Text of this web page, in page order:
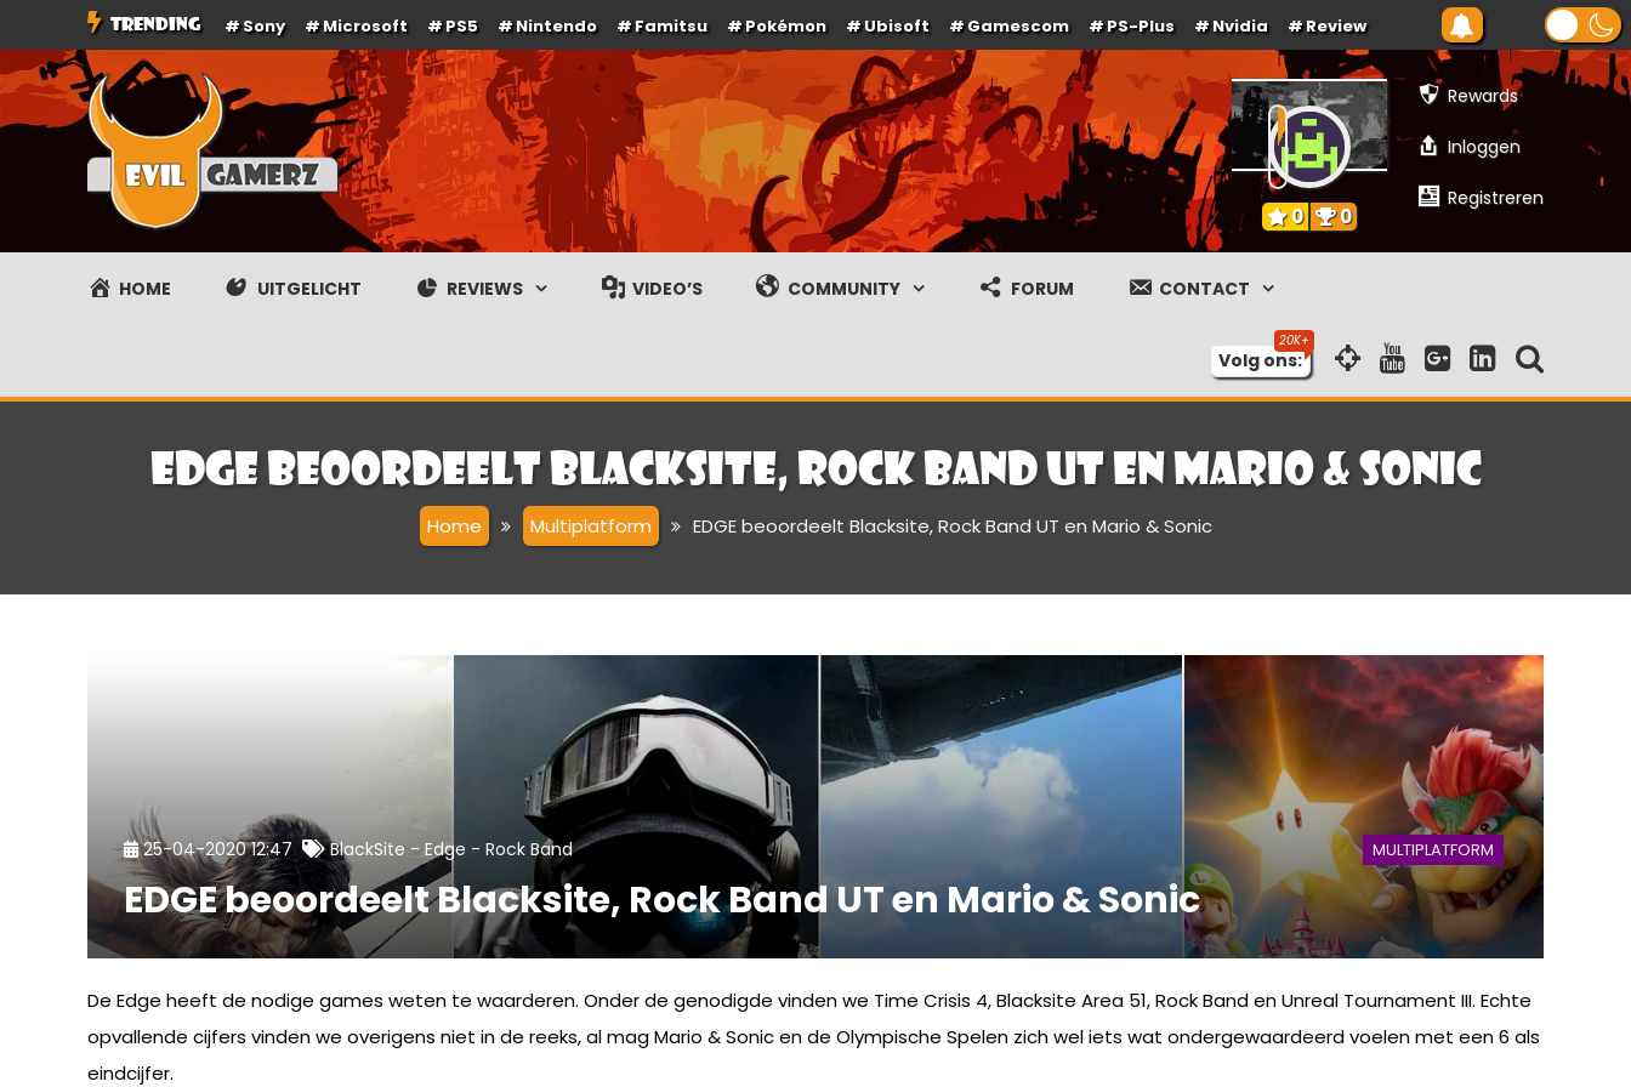
naar
de
TRENDING Sony Microsoft PS5 Nintendo Famitsu Pokémon Ubisoft Gamescom PS-Plus Nvidia Review
Evilgamerz
Het meest interessante game nieuws, reviews, coverage en gameplay streams
Rewards
Inloggen
Registreren
0 0
HOME UITGELICHT REVIEWS VIDEO’S COMMUNITY FORUM CONTACT
Volg ons:
EDGE beoordeelt Blacksite, Rock Band UT en Mario & Sonic
Home Multiplatform EDGE beoordeelt Blacksite, Rock Band UT en Mario & Sonic
MULTIPLATFORM
25-04-2020 12:47 BlackSite - Edge - Rock Band
EDGE beoordeelt Blacksite, Rock Band UT en Mario & Sonic
De Edge heeft de nodige games weten te waarderen. Onder de genodigde vinden we Time Crisis 4, Blacksite Area 51, Rock Band en Unreal Tournament III. Echte
opvallende cijfers vinden we overigens niet in de reeks, al mag Mario & Sonic en de Olympische Spelen zich wel iets wat ondergewaardeerd voelen met een 6 als
eindcijfer.